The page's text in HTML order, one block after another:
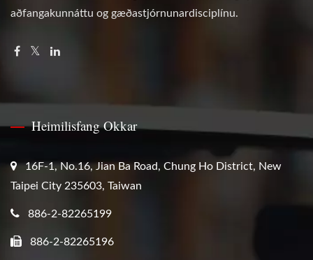
aðfangakunnáttu og gæðastjórnunardisciplínu.
Heimilisfang Okkar
16F-1, No.16, Jian Ba Road, Chung Ho District, New
Taipei City 235603, Taiwan
886-2-82265199
886-2-82265196